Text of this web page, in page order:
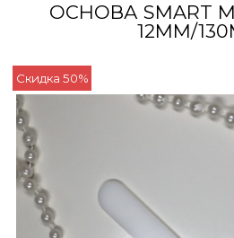
ОСНОВА SMART
12ММ/
Скидка 50%